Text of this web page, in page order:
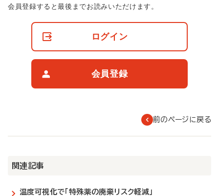
非
会員登録すると最後までお読みいただけます。
ログイン
会員登録
前のページに戻る
関連記事
温度可視化で「特殊薬の廃棄リスク軽減」